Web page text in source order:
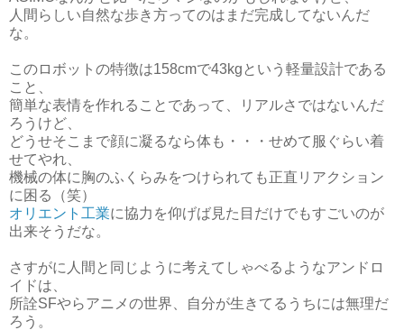
人間らしい自然な歩き方ってのはまだ完成してないんだ
な。
このロボットの特徴は158cmで43kgという軽量設計である
こと、
簡単な表情を作れることであって、リアルさではないんだ
ろうけど、
どうせそこまで顔に凝るなら体も・・・せめて服ぐらい着
せてやれ、
機械の体に胸のふくらみをつけられても正直リアクション
に困る（笑）
オリエント工業に協力を仰げば見た目だけでもすごいのが
出来そうだな。
さすがに人間と同じように考えてしゃべるようなアンドロ
イドは、
所詮SFやらアニメの世界、自分が生きてるうちには無理だ
ろう。